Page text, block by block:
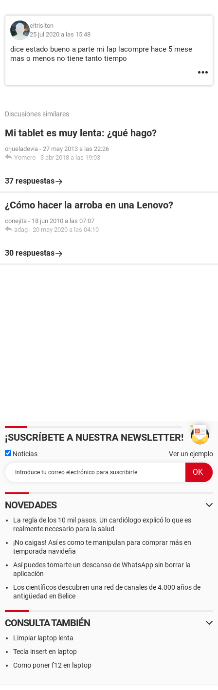
eltrisiton
25 jul 2020 a las 15:48
dice estado bueno a parte mi lap lacompre hace 5 mese
mas o menos no tiene tanto tiempo
Discusiones similares
Mi tablet es muy lenta: ¿qué hago?
orjueladevia - 27 may 2013 a las 22:26
Yomero - 3 abr 2018 a las 19:03
37 respuestas
¿Cómo hacer la arroba en una Lenovo?
conejita - 18 jun 2010 a las 07:07
adag - 20 may 2020 a las 04:10
30 respuestas
¡SUSCRÍBETE A NUESTRA NEWSLETTER!
Noticias Ver un ejemplo
NOVEDADES
La regla de los 10 mil pasos. Un cardiólogo explicó lo que es
realmente necesario para la salud
¡No caigas! Así es como te manipulan para comprar más en
temporada navideña
Así puedes tomarte un descanso de WhatsApp sin borrar la
aplicación
Los científicos descubren una red de canales de 4.000 años de
antigüedad en Belice
CONSULTA TAMBIÉN
Limpiar laptop lenta
Tecla insert en laptop
Como poner f12 en laptop